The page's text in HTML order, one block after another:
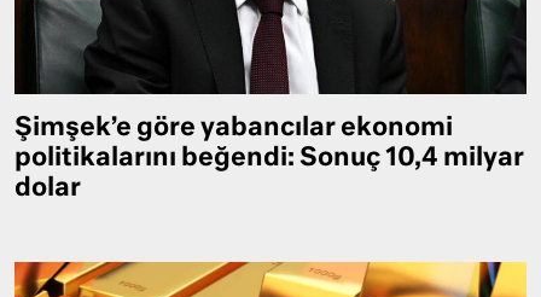
Şimşek’e göre yabancılar ekonomi
politikalarını beğendi: Sonuç 10,4 milyar
dolar